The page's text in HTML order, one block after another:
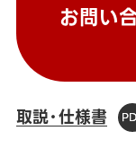
お問い
取説・仕様書